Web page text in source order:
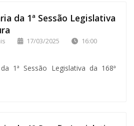
da 1ª Sessão Legislativa
17/03/2025
16:00
1ª Sessão Legislativa da 168ª